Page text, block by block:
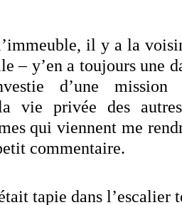
il y a la
– y’en a toujours une
d’une mission
vie privée des
qui viennent me
commentaire.
tapie dans l’escalier